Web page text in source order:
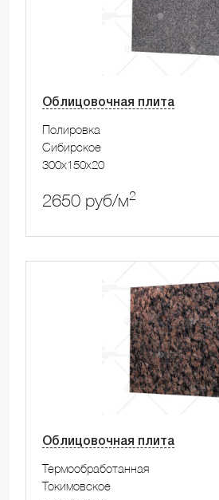
Облицовочная плита
Полировка
Сибирское
300x150x20
2650 руб/м2
Облицовочная плита
Термообработанная
Токимовское